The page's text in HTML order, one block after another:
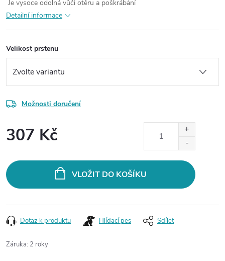
Je vysoce odolná vůči otěru a poškrábání
Detailní informace
Velikost prstenu
Možnosti doručení
307 Kč
VLOŽIT DO KOŠÍKU
Dotaz k produktu Hlídací pes Sdílet
Záruka: 2 roky